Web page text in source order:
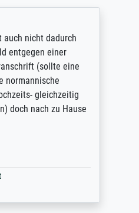
nicht dadurch
entgegen einer
(sollte eine
normannische
gleichzeitig
doch nach zu Hause